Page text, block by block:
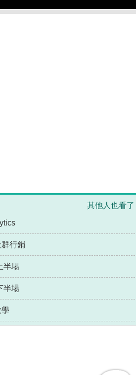
其他人也看了
行銷
半場
半場